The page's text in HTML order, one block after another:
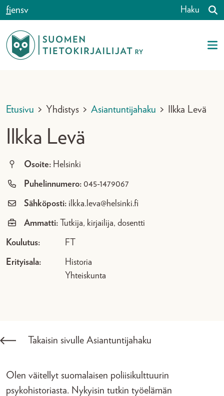
Siirry sisältöön
fiensv Haku
Etusivu > Yhdistys > Asiantuntijahaku > Ilkka Levä
Ilkka Levä
Osoite: Helsinki
Puhelinnumero: 045-1479067
Sähköposti: ilkka.leva@helsinki.fi
Ammatti: Tutkija, kirjailija, dosentti
Koulutus: FT
Erityisala:
Historia
Yhteiskunta
Takaisin sivulle Asiantuntijahaku
Olen väitellyt suomalaisen poliisikulttuurin
psykohistoriasta. Nykyisin tutkin työelämän